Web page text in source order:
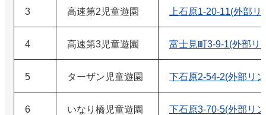
3 高速第2児童遊園 上石原1-20-11(外部リ
4 高速第3児童遊園 富士見町3-9-1(外部リ
5 ターザン児童遊園 下石原2-54-2(外部リ
6 いなり橋児童遊園 下石原3-70-5(外部リ